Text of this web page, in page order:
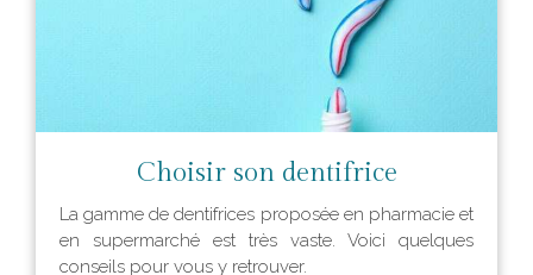
Choisir son dentifrice
La gamme de dentifrices proposée en pharmacie et
en supermarché est très vaste. Voici quelques
conseils pour vous y retrouver.